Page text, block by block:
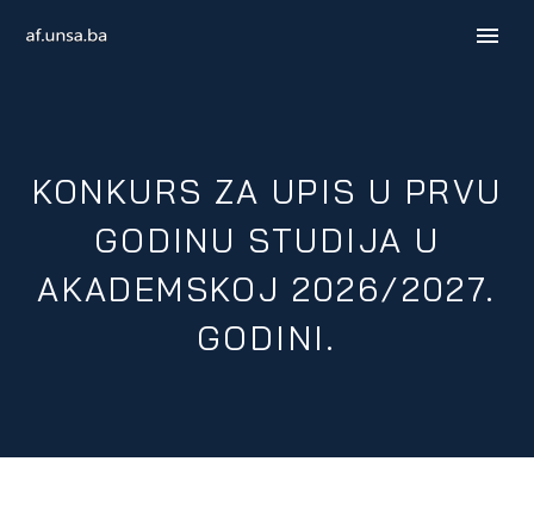
KONKURS ZA UPIS U PRVU
GODINU STUDIJA U
AKADEMSKOJ 2026/2027.
GODINI.